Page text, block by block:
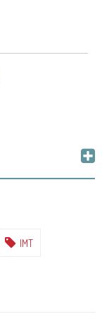
IMT